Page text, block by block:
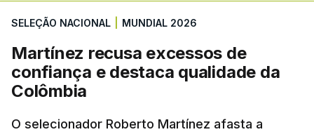
SELEÇÃO NACIONAL MUNDIAL 2026
Martínez recusa excessos de
confiança e destaca qualidade da
Colômbia
O selecionador Roberto Martínez afasta a